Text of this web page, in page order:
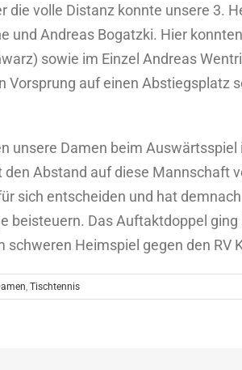
die volle Distanz konnte unsere 3.
und Andreas Bogatzki. Hier
sowie im Einzel Andreas
Vorsprung auf einen
unsere Damen beim
Abstand auf diese Mannschaft
sich entscheiden und hat
beisteuern. Das Auftaktdoppel
Heimspiel gegen den RV
Tischtennis